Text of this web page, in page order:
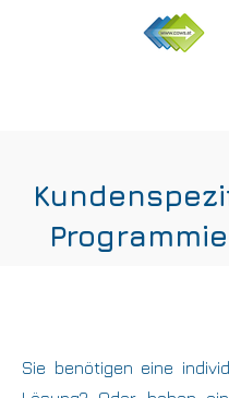
Sie benötigen eine